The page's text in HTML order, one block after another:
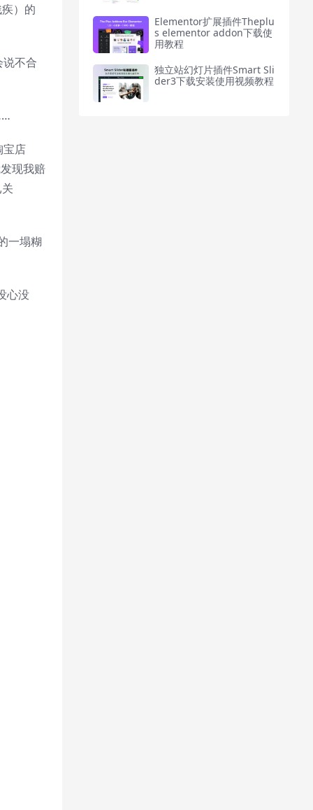
）的
不合
宝店
现我赔
一塌糊
心没
Elementor扩展插件Theplu
s elementor addon下载使
用教程
独立站幻灯片插件Smart Sli
der3下载安装使用视频教程